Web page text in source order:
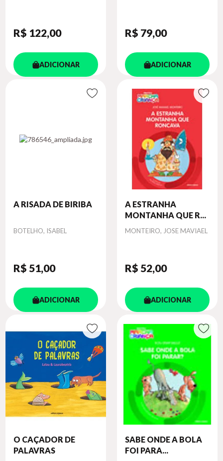
R$ 122,00
ADICIONAR
R$ 79,00
ADICIONAR
A RISADA DE BIRIBA
Autor
BOTELHO, ISABEL
R$ 51,00
ADICIONAR
A ESTRANHA
MONTANHA QUE R...
Autor
MONTEIRO, JOSE MAVIAEL
R$ 52,00
ADICIONAR
O CAÇADOR DE
PALAVRAS
SABE ONDE A BOLA
FOI PARA...